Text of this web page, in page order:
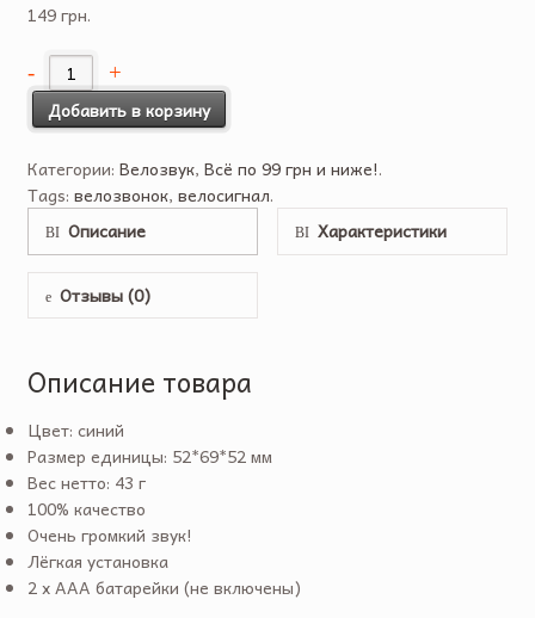
149 грн.
Добавить в корзину
Категории: Велозвук, Всё по 99 грн и ниже!.
Tags: велозвонок, велосигнал.
Описание
Характеристики
Отзывы (0)
Описание товара
Цвет: синий
Размер единицы: 52*69*52 мм
Вес нетто: 43 г
100% качество
Очень громкий звук!
Лёгкая установка
2 x AAA батарейки (не включены)